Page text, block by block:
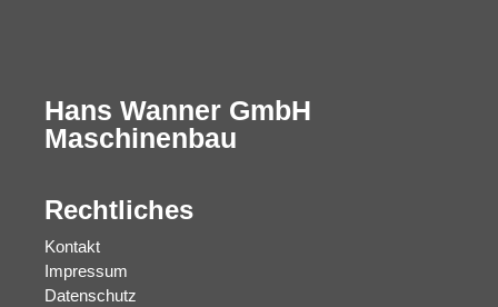
Hans Wanner GmbH
Maschinenbau
Rechtliches
Kontakt
Impressum
Datenschutz